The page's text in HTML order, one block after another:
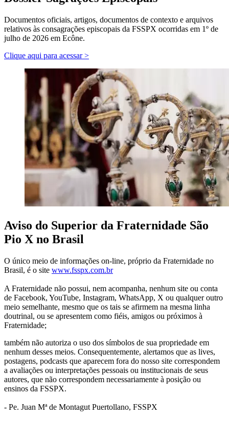
Documentos oficiais, artigos, documentos de contexto e arquivos
relativos às consagrações episcopais da FSSPX ocorridas em 1º de
julho de 2026 em Ecône.
Clique aqui para acessar >
Aviso do Superior da Fraternidade São
Pio X no Brasil
O único meio de informações on-line, próprio da Fraternidade no
Brasil, é o site www.fsspx.com.br
A Fraternidade não possui, nem acompanha, nenhum site ou conta
de Facebook, YouTube, Instagram, WhatsApp, X ou qualquer outro
meio semelhante, mesmo que os tais se afirmem na mesma linha
doutrinal, ou se apresentem como fiéis, amigos ou próximos à
Fraternidade;
também não autoriza o uso dos símbolos de sua propriedade em
nenhum desses meios. Consequentemente, alertamos que as lives,
postagens, podcasts que aparecem fora do nosso site correspondem
a avaliações ou interpretações pessoais ou institucionais de seus
autores, que não correspondem necessariamente à posição ou
ensinos da FSSPX.
- Pe. Juan Mª de Montagut Puertollano, FSSPX